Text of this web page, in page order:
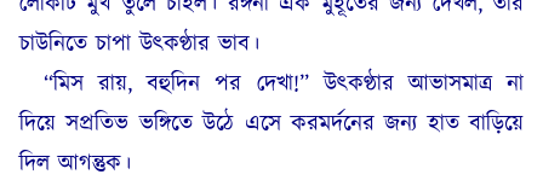
চাউনিতে চাপা উৎকণ্ঠার ভাব।
“মিস রায়, বহুদিন পর দেখা!” উৎকণ্ঠার আভাসমাত্র না
দিয়ে সপ্রতিভ ভঙ্গিতে উঠে এসে করমর্দনের জন্য হাত বাড়িয়ে
দিল আগন্তুক।